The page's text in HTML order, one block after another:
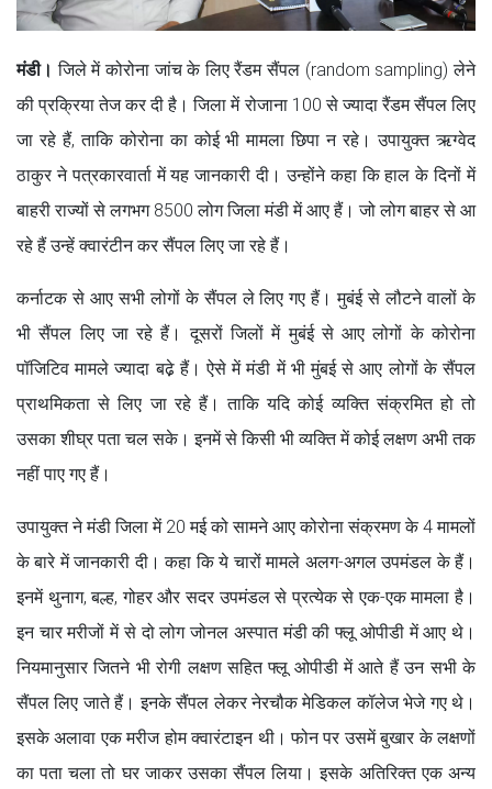
मंडी। जिले में कोरोना जांच के लिए रैंडम सैंपल (random sampling) लेने
की प्रक्रिया तेज कर दी है। जिला में रोजाना 100 से ज्यादा रैंडम सैंपल लिए
जा रहे हैं, ताकि कोरोना का कोई भी मामला छिपा न रहे। उपायुक्त ऋग्वेद
ठाकुर ने पत्रकारवार्ता में यह जानकारी दी। उन्होंने कहा कि हाल के दिनों में
बाहरी राज्यों से लगभग 8500 लोग जिला मंडी में आए हैं। जो लोग बाहर से आ
रहे हैं उन्हें क्वारंटीन कर सैंपल लिए जा रहे हैं।
कर्नाटक से आए सभी लोगों के सैंपल ले लिए गए हैं। मुबंई से लौटने वालों के
भी सैंपल लिए जा रहे हैं। दूसरों जिलों में मुबंई से आए लोगों के कोरोना
पॉजिटिव मामले ज्यादा बढे़ हैं। ऐसे में मंडी में भी मुंबई से आए लोगों के सैंपल
प्राथमिकता से लिए जा रहे हैं। ताकि यदि कोई व्यक्ति संक्रमित हो तो
उसका शीघ्र पता चल सके। इनमें से किसी भी व्यक्ति में कोई लक्षण अभी तक
नहीं पाए गए हैं।
उपायुक्त ने मंडी जिला में 20 मई को सामने आए कोरोना संक्रमण के 4 मामलों
के बारे में जानकारी दी। कहा कि ये चारों मामले अलग-अगल उपमंडल के हैं।
इनमें थुनाग, बल्ह, गोहर और सदर उपमंडल से प्रत्येक से एक-एक मामला है।
इन चार मरीजों में से दो लोग जोनल अस्पात मंडी की फ्लू ओपीडी में आए थे।
नियमानुसार जितने भी रोगी लक्षण सहित फ्लू ओपीडी में आते हैं उन सभी के
सैंपल लिए जाते हैं। इनके सैंपल लेकर नेरचौक मेडिकल कॉलेज भेजे गए थे।
इसके अलावा एक मरीज होम क्वारंटाइन थी। फोन पर उसमें बुखार के लक्षणों
का पता चला तो घर जाकर उसका सैंपल लिया। इसके अतिरिक्त एक अन्य